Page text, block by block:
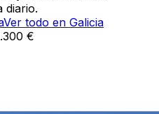
diario.
Ver todo en Galicia
€